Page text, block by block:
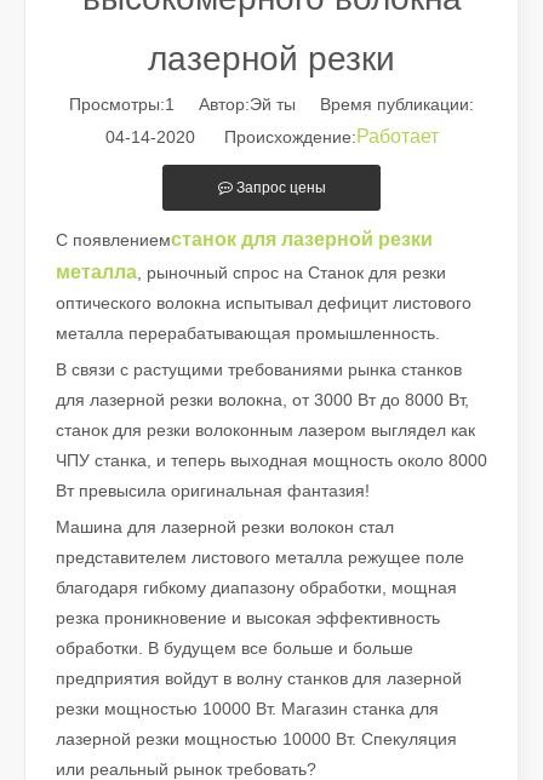
Руководство на 2026 год: как станки для резки труб с волоконным лазером совершают революцию в производстве труб
Путеводитель на 2026 год: как станки для резки труб с
Что такое лазерная резка труб?
Лазерная резка труб является ключевой технологией в
лазерной резки
Просмотры:1
Автор:Эй ты Время публикации:
04-14-2020 Происхождение:Работает
Запрос цены
С появлениемстанок для лазерной резки
металла , рыночный спрос на Станок для резки
оптического волокна испытывал дефицит листового
металла перерабатывающая промышленность.
В связи с растущими требованиями рынка станков
для лазерной резки волокна, от 3000 Вт до 8000 Вт,
станок для резки волоконным лазером выглядел как
ЧПУ станка, и теперь выходная мощность около 8000
Вт превысила оригинальная фантазия!
Машина для лазерной резки волокон стал
представителем листового металла режущее поле
благодаря гибкому диапазону обработки, мощная
резка проникновение и высокая эффективность
обработки. В будущем все больше и больше
предприятия войдут в волну станков для лазерной
резки мощностью 10000 Вт. Магазин станка для
лазерной резки мощностью 10000 Вт. Спекуляция
или реальный рынок требовать?